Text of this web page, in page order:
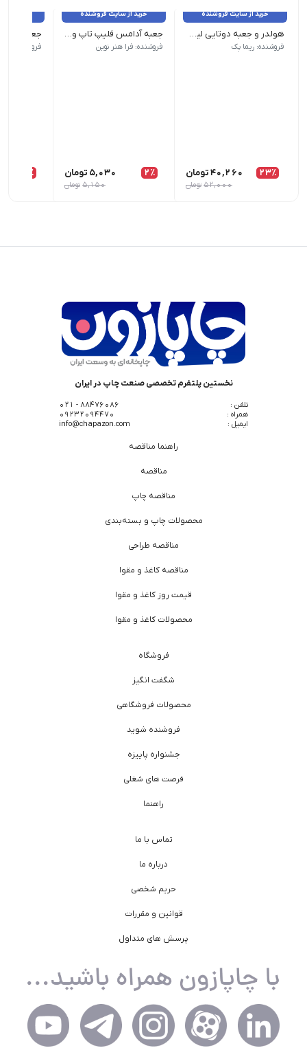
خرید از سایت فروشنده
هولدر و جعبه دوتایی لیوان بسته 200 عددی - عرض ۱۰ - طول ۱۷/۵ - ارتفاع ۲۰
فروشنده: ریما پک
23٪ 40,260تومان
52,000 تومان
خرید از سایت فروشنده
جعبه آدامس فلیپ تاپ و شیکر تاپ chewing gum box
فروشنده: فرا هنر نوین
2٪ 5,030 تومان
5,150 تومان
جعبه
فروشنده: فرا
1٪
نخستین پلتفرم تخصصی صنعت چاپ در ایران
تلفن :
88476086 - 021
همراه :
09232094470
ایمیل :
info@chapazon.com
راهنما مناقصه
مناقصه
مناقصه چاپ
محصولات چاپ و بسته‌بندی
مناقصه طراحی
مناقصه کاغذ و مقوا
قیمت روز کاغذ و مقوا
محصولات کاغذ و مقوا
فروشگاه
شگفت انگیز
محصولات فروشگاهی
فروشنده شوید
جشنواره پاییزه
فرصت های شغلی
راهنما
تماس با ما
درباره ما
حریم شخصی
قوانین و مقررات
پرسش های متداول